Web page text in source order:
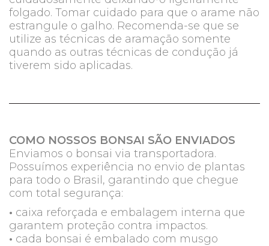
folgado. Tomar cuidado para que o arame não
estrangule o galho. Recomenda-se que se
utilize as técnicas de aramação somente
quando as outras técnicas de condução já
tiverem sido aplicadas.
COMO NOSSOS BONSAI SÃO ENVIADOS
Enviamos o bonsai via transportadora.
Possuímos experiência no envio de plantas
para todo o Brasil, garantindo que chegue
com total segurança:
• caixa reforçada e embalagem interna que
garantem proteção contra impactos.
• cada bonsai é embalado com musgo